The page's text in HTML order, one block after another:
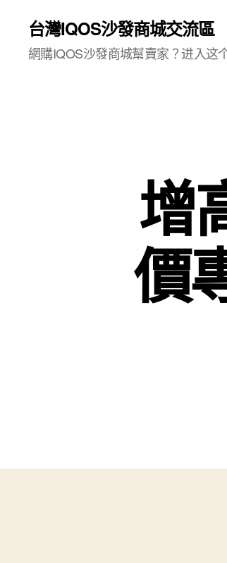
台灣IQOS沙發商城交流區
網購IQOS沙發商城幫賣家？进入这
增
價